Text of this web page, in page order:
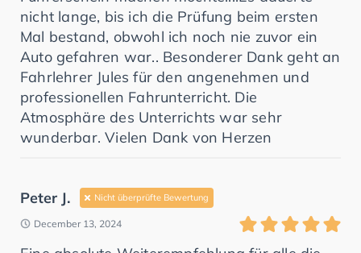
nicht lange, bis ich die Prüfung beim ersten
Mal bestand, obwohl ich noch nie zuvor ein
Auto gefahren war.. Besonderer Dank geht an
Fahrlehrer Jules für den angenehmen und
professionellen Fahrunterricht. Die
Atmosphäre des Unterrichts war sehr
wunderbar. Vielen Dank von Herzen
Peter J. Nicht überprüfte Bewertung
December 13, 2024